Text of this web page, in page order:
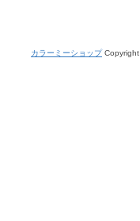
カラーミーショップ